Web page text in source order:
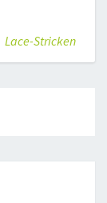
Lace-Stricken